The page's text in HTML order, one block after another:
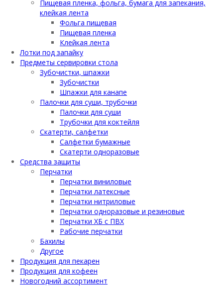
Пищевая пленка, фольга, бумага для запекания,
клейкая лента
Фольга пищевая
Пищевая пленка
Клейкая лента
Лотки под запайку
Предметы сервировки стола
Зубочистки, шпажки
Зубочистки
Шпажки для канапе
Палочки для суши, трубочки
Палочки для суши
Трубочки для коктейля
Скатерти, салфетки
Салфетки бумажные
Скатерти одноразовые
Средства защиты
Перчатки
Перчатки виниловые
Перчатки латексные
Перчатки нитриловые
Перчатки одноразовые и резиновые
Перчатки ХБ с ПВХ
Рабочие перчатки
Бахилы
Другое
Продукция для пекарен
Продукция для кофеен
Новогодний ассортимент